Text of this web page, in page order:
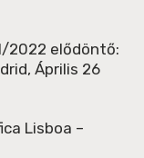
2022 elődöntő:
Április 26
Lisboa –